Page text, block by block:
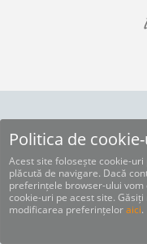
Politica de
Acest site folosește cookie-
plăcută de navigare. Dacă
preferințele browser-ului
cookie-uri pe acest site.
modificarea preferințeloraici.